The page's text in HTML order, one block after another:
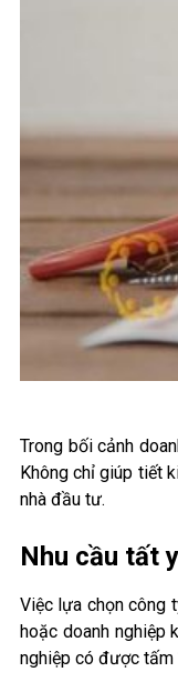
Trong bối cảnh
Không chỉ giúp tiết
nhà đầu tư.
Nhu cầu tất
Việc lựa chọn công
hoặc doanh
nghiệp có được tấm